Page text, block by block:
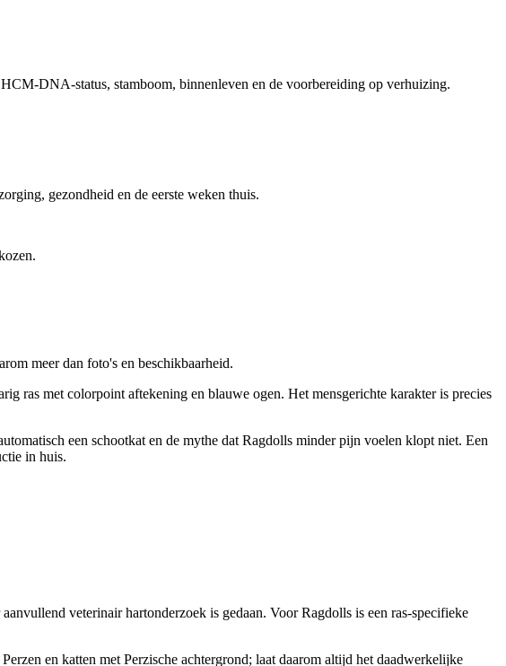
DNA-status, stamboom, binnenleven en de voorbereiding op verhuizing.
gezondheid en de eerste weken thuis.
meer dan foto's en beschikbaarheid.
ras met colorpoint aftekening en blauwe ogen. Het mensgerichte karakter is precies
een schootkat en de mythe dat Ragdolls minder pijn voelen klopt niet. Een
in huis.
veterinair hartonderzoek is gedaan. Voor Ragdolls is een ras-specifieke
en katten met Perzische achtergrond; laat daarom altijd het daadwerkelijke